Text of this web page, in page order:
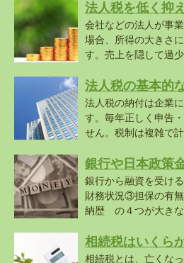
法人税を低く抑
会社などの法人が事
場合、所得の大きさ
す。売上を隠して過
法人税の基本的
法人税の納付は企業
す。毎年正しく申告
せん。税制は複雑で
銀行や日本政策
銀行から融資を受け
財務状況③担保の有
納歴 の４つが大き
相続税はいくら
相続税とは、亡くな